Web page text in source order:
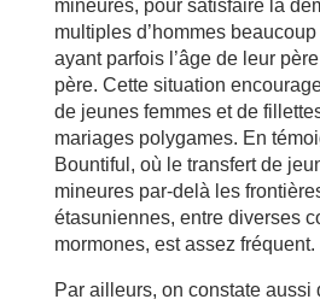
mineures, pour satisfaire la
multiples d’hommes
ayant parfois l’âge de leur
père. Cette situation
de jeunes femmes et de
mariages polygames. En
Bountiful, où le transfert de
mineures par-delà les
étasuniennes, entre diverses
mormones, est assez fréquent.
Par ailleurs, on constate aussi